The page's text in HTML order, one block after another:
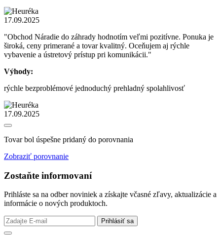
17.09.2025
"Obchod Náradie do záhrady hodnotím veľmi pozitívne. Ponuka je
široká, ceny primerané a tovar kvalitný. Oceňujem aj rýchle
vybavenie a ústretový prístup pri komunikácii."
Výhody:
rýchle bezproblémové jednoduchý prehladný spolahlivosť
17.09.2025
Tovar bol úspešne pridaný do porovnania
Zobraziť porovnanie
Zostaňte informovaní
Prihláste sa na odber noviniek a získajte včasné zľavy, aktualizácie a
informácie o nových produktoch.
Prihlásiť sa